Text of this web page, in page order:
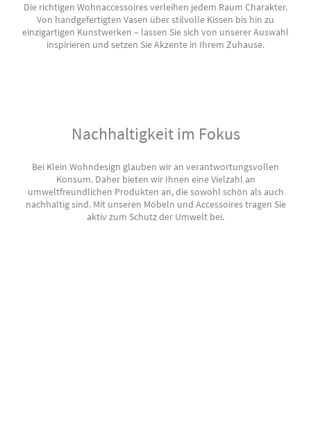
Die richtigen Wohnaccessoires verleihen jedem Raum Charakter.
Von handgefertigten Vasen über stilvolle Kissen bis hin zu
einzigartigen Kunstwerken – lassen Sie sich von unserer Auswahl
inspirieren und setzen Sie Akzente in Ihrem Zuhause.
Nachhaltigkeit im Fokus
Bei Klein Wohndesign glauben wir an verantwortungsvollen
Konsum. Daher bieten wir Ihnen eine Vielzahl an
umweltfreundlichen Produkten an, die sowohl schön als auch
nachhaltig sind. Mit unseren Möbeln und Accessoires tragen Sie
aktiv zum Schutz der Umwelt bei.